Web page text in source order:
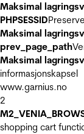
Maksimal
PHPSESSID
Maksimal
prev_page_path
Maksimal
informasjonskapsel
www.garnius.no
2
shopping cart